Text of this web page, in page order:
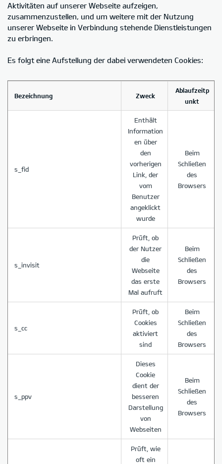
Aktivitäten auf unserer Webseite aufzeigen,
zusammenzustellen, und um weitere mit der Nutzung
unserer Webseite in Verbindung stehende Dienstleistungen
zu erbringen.
Es folgt eine Aufstellung der dabei verwendeten Cookies:
Bezeichnung Zweck
Ablaufzeitp
unkt
s_fid
Enthält
Information
en über
den
vorherigen
Link, der
vom
Benutzer
angeklickt
wurde
Beim
Schließen
des
Browsers
s_invisit
Prüft, ob
der Nutzer
die
Webseite
das erste
Mal aufruft
Beim
Schließen
des
Browsers
s_cc
Prüft, ob
Cookies
aktiviert
sind
Beim
Schließen
des
Browsers
s_ppv
Dieses
Cookie
dient der
besseren
Darstellung
von
Webseiten
Beim
Schließen
des
Browsers
Prüft, wie
oft ein